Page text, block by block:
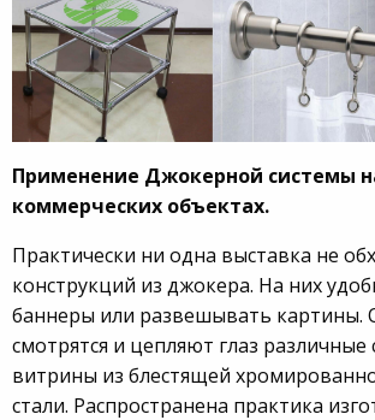
Применение Джокерной системы
коммерческих объектах.
Практически ни одна выставка не
конструкций из джокера. На них
баннеры или развешывать картины.
смотрятся и цепляют глаз различные
витрины из блестящей
стали. Распространена практика